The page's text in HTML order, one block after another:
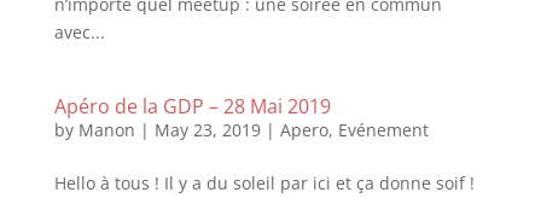
avec...
Apéro de la GDP – 28 Mai 2019
by Manon | May 23, 2019| Apero, Evénement
Hello à tous ! Il y a du soleil par ici et ça donne soif !